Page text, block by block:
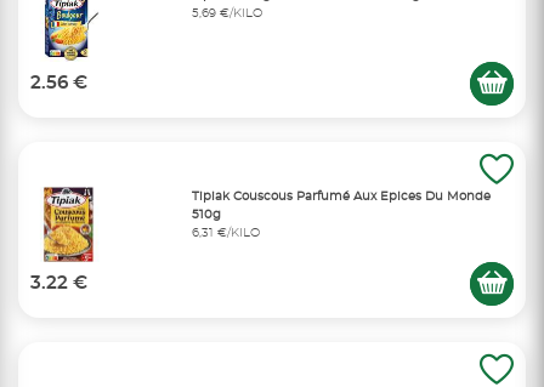
5,69 €/KILO
2.56 €
Tipiak Couscous Parfumé Aux Epices Du Monde
510g
6,31 €/KILO
3.22 €